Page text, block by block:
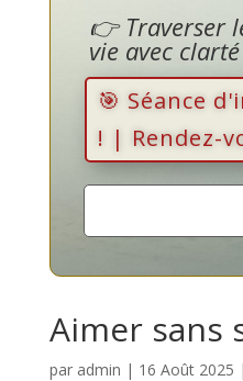
👉 Traverser
vie avec
🎯 Séance
! | Rendez-
Aimer sans
par admin | 16 Août 2025 |